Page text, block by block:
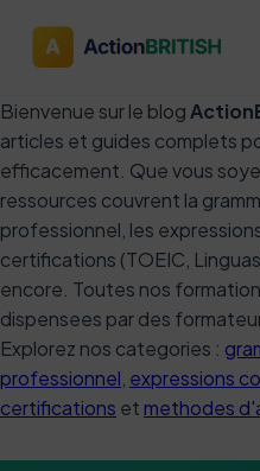
Bienvenue sur le blog
articles et guides complets
efficacement. Que vous
ressources couvrent la
professionnel, les
certifications (TOEIC,
encore. Toutes nos
dispensees par des
Explorez nos categories :
professionnel expressions
certifications et methodes